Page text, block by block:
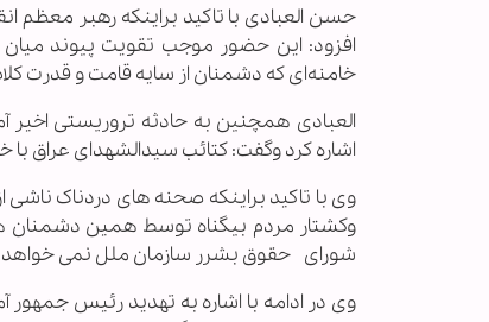
حسن العبادی با تاکید براینکه رهبر معظم
افزود: این حضور موجب تقویت پیوند میان
خامنه‌ای که دشمنان از سایه قامت و قدرت
العبادی همچنین به حادثه تروریستی
اشاره کرد وگفت: کتائب سیدالشهدای عراق با
وی با تاکید براینکه صحنه های دردناک
وکشتار مردم بیگناه توسط همین دشمنان
شورای حقوق بشرر سازمان ملل نمی خواهد
وی در ادامه با اشاره به تهدید رئیس جمهور